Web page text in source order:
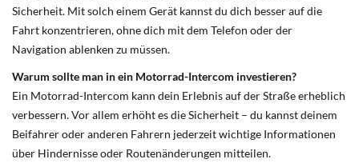
Sicherheit. Mit solch einem Gerät kannst du dich besser auf die
Fahrt konzentrieren, ohne dich mit dem Telefon oder der
Navigation ablenken zu müssen.
Warum sollte man in ein Motorrad-Intercom investieren?
Ein Motorrad-Intercom kann dein Erlebnis auf der Straße erheblich
verbessern. Vor allem erhöht es die Sicherheit – du kannst deinem
Beifahrer oder anderen Fahrern jederzeit wichtige Informationen
über Hindernisse oder Routenänderungen mitteilen.